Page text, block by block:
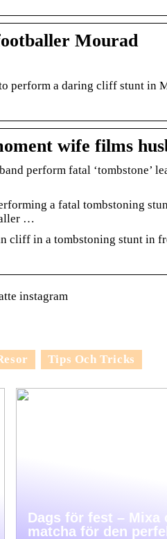
Mourad
perform a daring cliff stunt in
wife films
perform fatal ‘tombstone’
a fatal tombstoning
…
cliff in a tombstoning stunt in
instagram
Tips Och Tricks
Dags för fest – Mixa
matcha för den